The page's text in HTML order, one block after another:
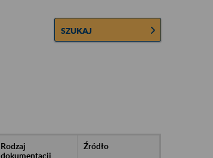
SZUKAJ
Rodzaj
dokumentacji
Źródło